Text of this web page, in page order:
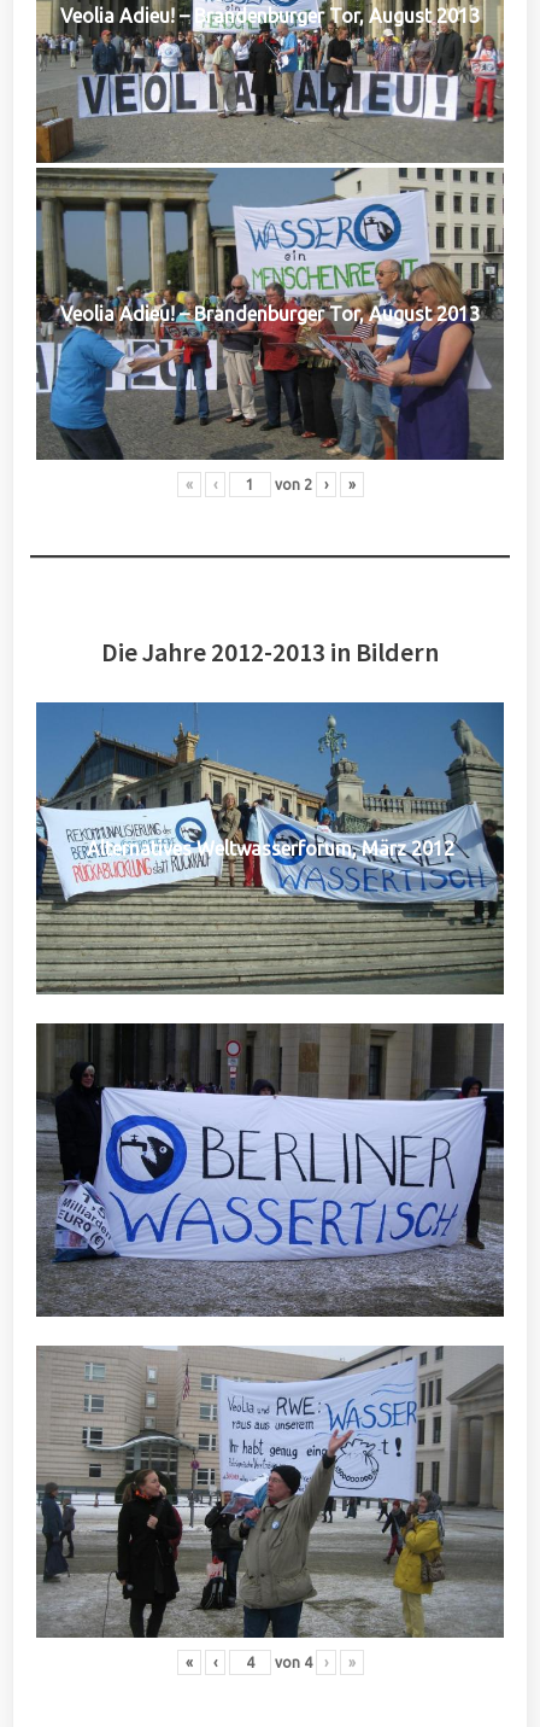
Veolia Adieu! – Brandenburger Tor, August 2013
Veolia Adieu! – Brandenburger Tor, August 2013
« ‹ von 2 › »
Die Jahre 2012-2013 in Bildern
Alternatives Weltwasserforum, März 2012
« ‹ von 4 › »